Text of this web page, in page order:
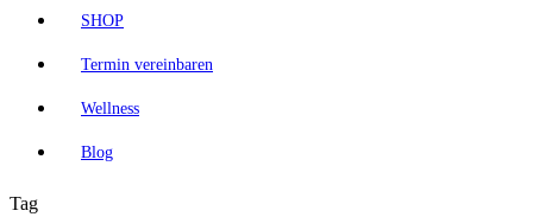
SHOP
Termin vereinbaren
Wellness
Blog
Tag